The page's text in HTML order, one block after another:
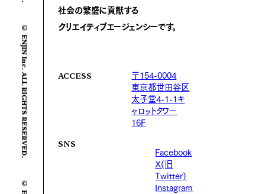
© ENJIN Inc. ALL RIGHTS RESERVED.
社会の繁盛に貢献する
クリエイティブエージェンシーです。
ACCESS
〒154-0004
東京都世田谷区
太子堂4-1-1キ
ャロットタワー
16F
SNS
Facebook
X(旧
Twitter)
Instagram